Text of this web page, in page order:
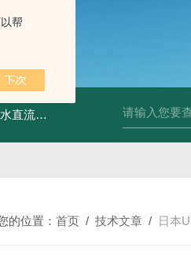
帮
节能测试
的位置： 首页 / 技术文章 / 日本